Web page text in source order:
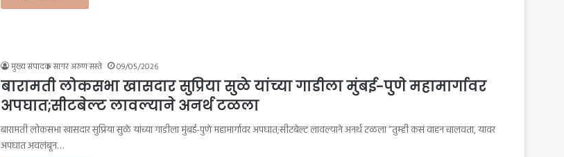
मुख्य संपादक सागर अरुण सस्ते 09/05/2026
बारामती लोकसभा खासदार सुप्रिया सुळे यांच्या गाडीला मुंबई-पुणे महामार्गावर
अपघात;सीटबेल्ट लावल्याने अनर्थ टळला
बारामती लोकसभा खासदार सुप्रिया सुळे यांच्या गाडीला मुंबई-पुणे महामार्गावर अपघात;सीटबेल्ट लावल्याने अनर्थ टळला ”तुम्ही कसं वाहन चालवता, यावर
अपघात अवलंबून…